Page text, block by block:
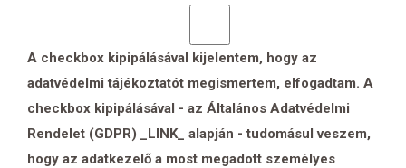
A checkbox kipipálásával kijelentem, hogy az
adatvédelmi tájékoztatót megismertem, elfogadtam. A
checkbox kipipálásával - az Általános Adatvédelmi
Rendelet (GDPR) _LINK_ alapján - tudomásul veszem,
hogy az adatkezelő a most megadott személyes